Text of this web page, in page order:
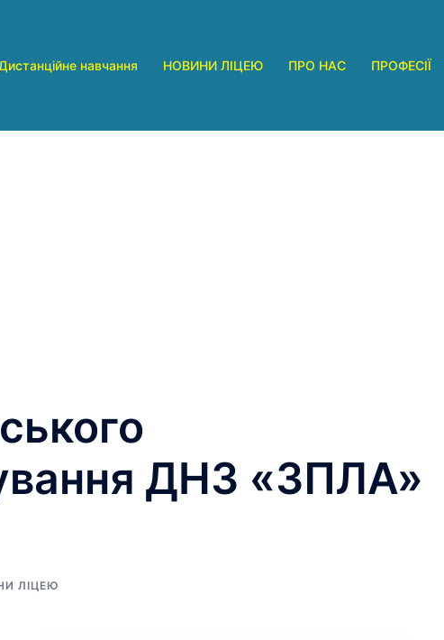
навчання НОВИНИ ЛІЦЕЮ ПРО НАС ПРОФЕСІЇ
ДНЗ «ЗПЛА»
ЛІЦЕЮ